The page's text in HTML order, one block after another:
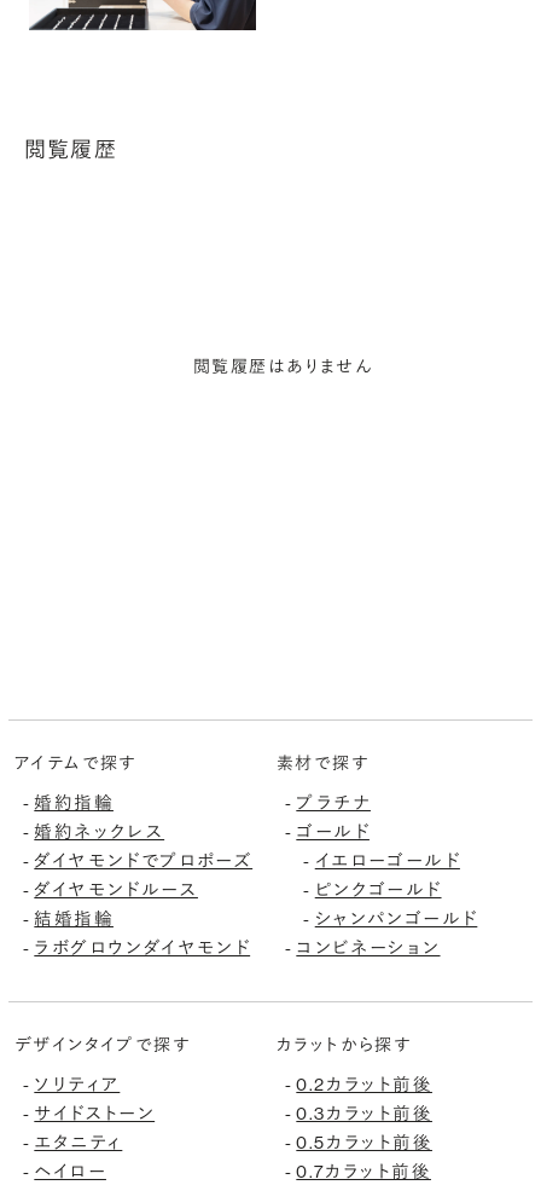
閲覧履歴
閲覧履歴はありません
アイテムで探す
-婚約指輪
-婚約ネックレス
-ダイヤモンドでプロポーズ
-ダイヤモンドルース
-結婚指輪
- ラボグロウンダイヤモンド
素材で探す
- プラチナ
- ゴールド
- イエローゴールド
- ピンクゴールド
- シャンパンゴールド
- コンビネーション
デザインタイプで探す
- ソリティア
- サイドストーン
- エタニティ
- ヘイロー
カラットから探す
-0.2カラット前後
-0.3カラット前後
-0.5カラット前後
-0.7カラット前後